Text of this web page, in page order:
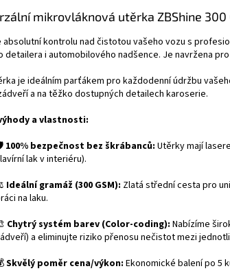
mikrovláknová utěrka ZBShine 300
kontrolu nad čistotou vašeho vozu s
detailera i automobilového nadšence. Je navržena
je ideálním parťákem pro každodenní údržbu
a na těžko dostupných detailech karoserie.
a vlastnosti:
100% bezpečnost bez škrábanců: Utěrky mají
lak v interiéru).
Ideální gramáž (300 GSM): Zlatá střední cesta pro
na laku.
Chytrý systém barev (Color-coding): Nabízíme
a eliminujte riziko přenosu nečistot mezi
Skvělý poměr cena/výkon: Ekonomické balení po 5